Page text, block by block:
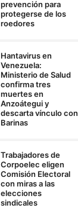
prevención para
protegerse de los
roedores
Hantavirus en
Venezuela:
Ministerio de Salud
confirma tres
muertes en
Anzoátegui y
descarta vínculo con
Barinas
Trabajadores de
Corpoelec eligen
Comisión Electoral
con miras a las
elecciones
sindicales